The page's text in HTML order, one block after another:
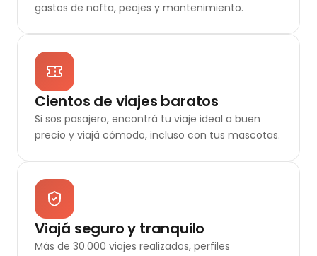
gastos de nafta, peajes y mantenimiento.
Cientos de viajes baratos
Si sos pasajero, encontrá tu viaje ideal a buen
precio y viajá cómodo, incluso con tus mascotas.
Viajá seguro y tranquilo
Más de 30.000 viajes realizados, perfiles